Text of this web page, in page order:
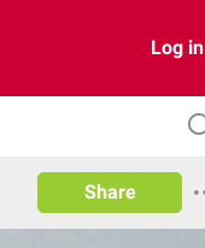
Log in
Share